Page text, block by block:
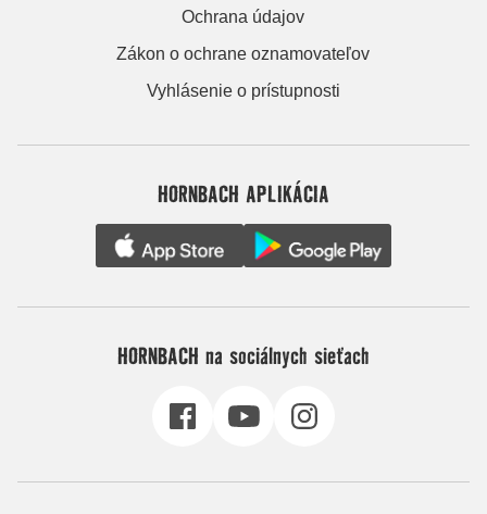
Ochrana údajov
Zákon o ochrane oznamovateľov
Vyhlásenie o prístupnosti
HORNBACH APLIKÁCIA
HORNBACH na sociálnych sieťach